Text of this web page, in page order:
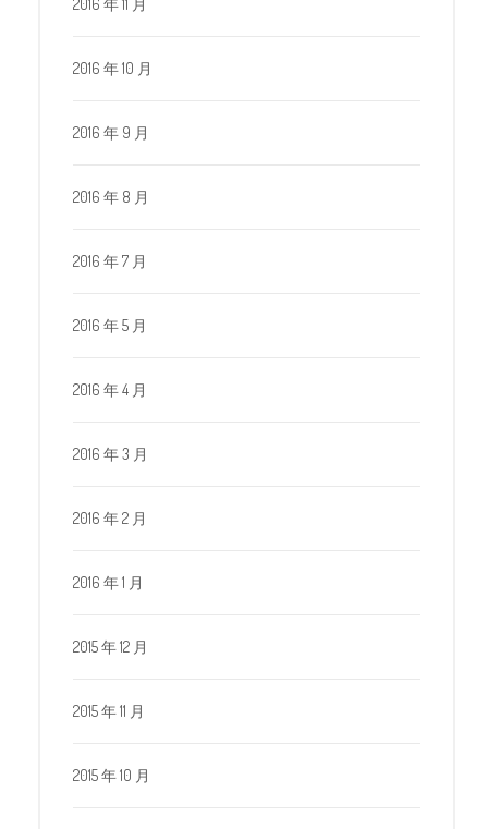
2016 年 11 月
2016 年 10 月
2016 年 9 月
2016 年 8 月
2016 年 7 月
2016 年 5 月
2016 年 4 月
2016 年 3 月
2016 年 2 月
2016 年 1 月
2015 年 12 月
2015 年 11 月
2015 年 10 月